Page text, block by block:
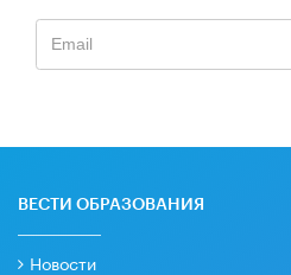
ВЕСТИ ОБРАЗОВАНИЯ
Новости